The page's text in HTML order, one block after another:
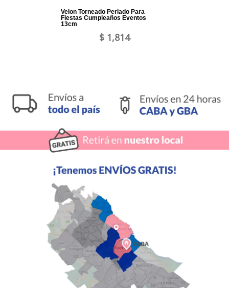
Velon Torneado Perlado Para
Fiestas Cumpleaños Eventos
13cm
$ 1,814